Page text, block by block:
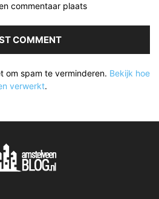
commentaar plaats
om spam te verminderen. Bekijk hoe
verwerkt.